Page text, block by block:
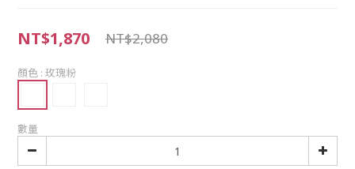
NT$1,870 NT$2,080
顏色 : 玫瑰粉
數量